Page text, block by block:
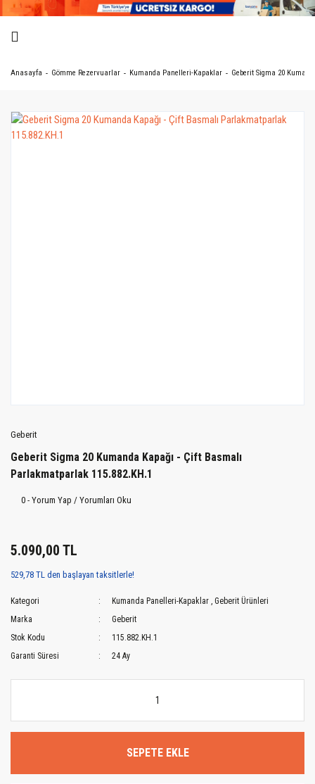
Anasayfa Gömme Rezervuarlar Kumanda Panelleri-Kapaklar Geberit Sigma 20
Geberit
Geberit Sigma 20 Kumanda Kapağı - Çift Basmalı
Parlakmatparlak 115.882.KH.1
0 - Yorum Yap / Yorumları Oku
5.090,00 TL
529,78 TL den başlayan taksitlerle!
Kategori Kumanda Panelleri-Kapaklar ,Geberit Ürünleri
Marka
Geberit
Stok Kodu
115.882.KH.1
Garanti Süresi
24 Ay
SEPETE EKLE